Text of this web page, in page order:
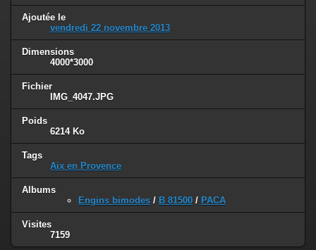
Ajoutée le
vendredi 22 novembre 2013
Dimensions
4000*3000
Fichier
IMG_4047.JPG
Poids
6214 Ko
Tags
Aix en Provence
Albums
Engins bimodes / B 81500 / PACA
Visites
7159